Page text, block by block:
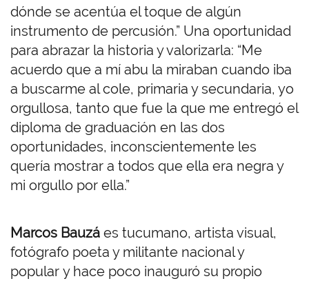
dónde se acentúa el toque de algún
instrumento de percusión.” Una oportunidad
para abrazar la historia y valorizarla: “Me
acuerdo que a mí abu la miraban cuando iba
a buscarme al cole, primaria y secundaria, yo
orgullosa, tanto que fue la que me entregó el
diploma de graduación en las dos
oportunidades, inconscientemente les
quería mostrar a todos que ella era negra y
mi orgullo por ella.”
Marcos Bauzá es tucumano, artista visual,
fotógrafo poeta y militante nacional y
popular y hace poco inauguró su propio